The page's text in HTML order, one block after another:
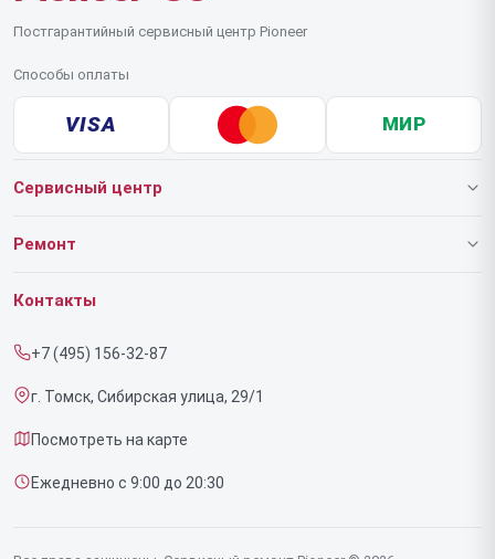
Постгарантийный сервисный центр Pioneer
Способы оплаты
VISA МИР
Сервисный центр
О нашем сервисе
Срочный ремонт
Доставка и способы оплаты
Диагностика
Контакты
Ремонт
Роботов-пылесосов
Контакты
+7 (495) 156-32-87
г. Томск, Сибирская улица, 29/1
Посмотреть на карте
Ежедневно с 9:00 до 20:30